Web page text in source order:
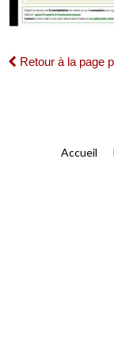
Retour à la page
Accueil